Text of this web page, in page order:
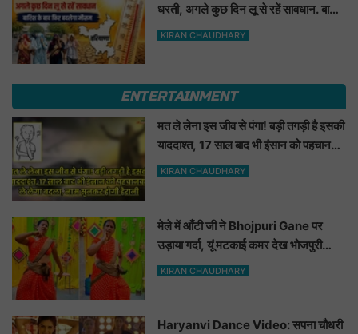
धरती, अगले कुछ दिन लू से रहें सावधान. बारिश
के बाद फिर बदलेगा मौसम
KIRAN CHAUDHARY
ENTERTAINMENT
मत ले लेना इस जीव से पंगा! बड़ी तगड़ी है इसकी
याददाश्त, 17 साल बाद भी इंसान को पहचानकर
ले लेगा बदला, नाम सुनकर होगी हैरानी...
KIRAN CHAUDHARY
मेले में आँटी जी ने Bhojpuri Gane पर
उड़ाया गर्दा, यूं मटकाई कमर देख भोजपुरी
हसीनाएं भी शरमाई a
KIRAN CHAUDHARY
Haryanvi Dance Video: सपना चौधरी